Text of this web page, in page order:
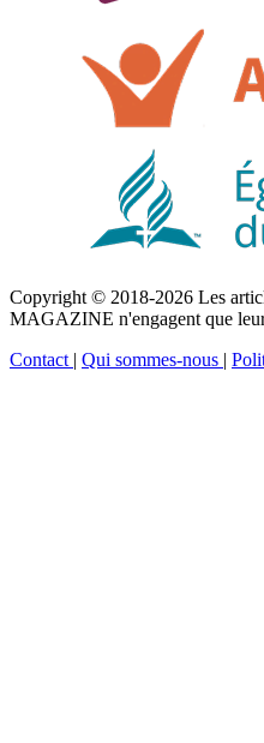
Copyright © 2018-2026 Les
MAGAZINE n'engagent que
Contact | Qui sommes-nous |